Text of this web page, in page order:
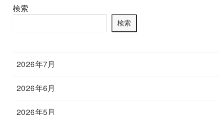
検索
検索
2026年7月
2026年6月
2026年5月